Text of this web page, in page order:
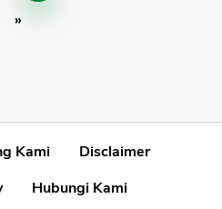
»
Kami
Disclaimer
Hubungi Kami